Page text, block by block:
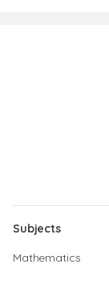
Subjects
Mathematics